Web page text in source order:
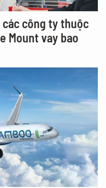
công ty thuộc
Mount vay bao